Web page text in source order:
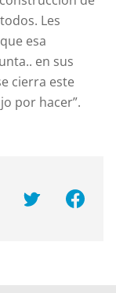
Les
esa
en sus
cierra este
por hacer”.